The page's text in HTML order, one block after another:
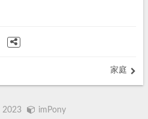
家庭
2023
imPony